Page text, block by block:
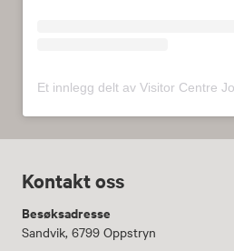
Kontakt oss
Besøksadresse
Sandvik, 6799 Oppstryn